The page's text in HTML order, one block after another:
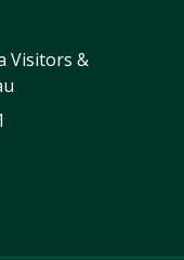
Visitors &